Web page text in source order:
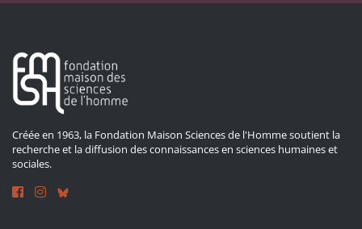
Créée en 1963, la Fondation Maison Sciences de l'Homme soutient la
recherche et la diffusion des connaissances en sciences humaines et
sociales.